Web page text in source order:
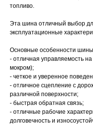
топливо.
Эта шина отличный выбор
эксплуатационные
Основные особенности
- отличная управляемость
мокром);
- четкое и уверенное
- отличное сцепление с
различной поверхности;
- быстрая обратная связь;
- отличные рабочие
долговечность и